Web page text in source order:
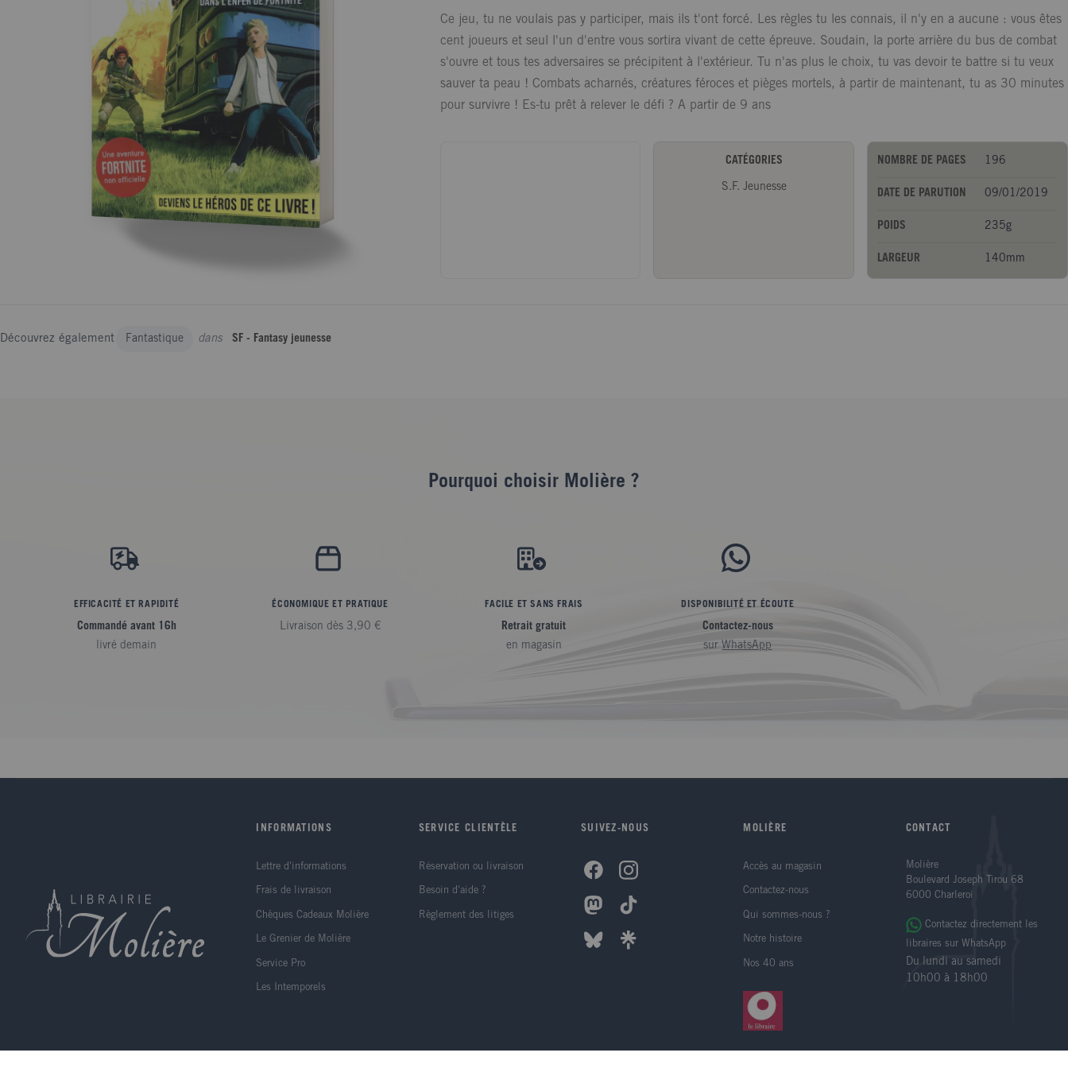
Ce jeu, tu ne voulais pas y participer, mais ils t'ont forcé. Les règles tu les connais, il n'y en a aucune : vous êtes
cent joueurs et seul l'un d'entre vous sortira vivant de cette épreuve. Soudain, la porte arrière du bus de combat
s'ouvre et tous tes adversaires se précipitent à l'extérieur. Tu n'as plus le choix, tu vas devoir te battre si tu veux
sauver ta peau ! Combats acharnés, créatures féroces et pièges mortels, à partir de maintenant, tu as 30 minutes
pour survivre ! Es-tu prêt à relever le défi ? A partir de 9 ans
CATÉGORIES
S.F. Jeunesse
NOMBRE DE PAGES 196
DATE DE PARUTION 09/01/2019
POIDS 235g
LARGEUR 140mm
Découvrez également Fantastique dans SF - Fantasy jeunesse
Pourquoi choisir Molière ?
EFFICACITÉ ET RAPIDITÉ
Commandé avant 16h
livré demain
ÉCONOMIQUE ET PRATIQUE
Livraison dès 3,90 €
FACILE ET SANS FRAIS
Retrait gratuit
en magasin
DISPONIBILITÉ ET ÉCOUTE
Contactez-nous
sur WhatsApp
INFORMATIONS
Lettre d'informations
Frais de livraison
Chèques Cadeaux Molière
Le Grenier de Molière
Service Pro
Les Intemporels
SERVICE CLIENTÈLE
Réservation ou livraison
Besoin d'aide ?
Règlement des litiges
SUIVEZ-NOUS MOLIÈRE
Accès au magasin
Contactez-nous
Qui sommes-nous ?
Notre histoire
Nos 40 ans
CONTACT
Molière
Boulevard Joseph Tirou 68
6000 Charleroi
Contactez directement les
libraires sur WhatsApp
Du lundi au samedi
10h00 à 18h00